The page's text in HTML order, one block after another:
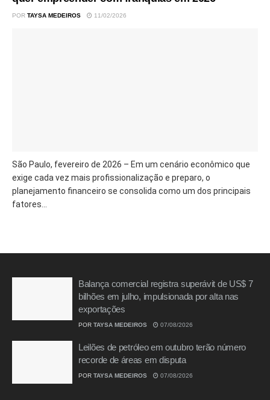
POR TAYSA MEDEIROS 11/02/2026
São Paulo, fevereiro de 2026 – Em um cenário econômico que
exige cada vez mais profissionalização e preparo, o
planejamento financeiro se consolida como um dos principais
fatores...
Balança comercial registra superávit de US$ 7
bilhões em julho, impulsionada por alta nas
exportações
POR TAYSA MEDEIROS 07/08/2026
Leilões de petróleo em outubro terão número
recorde de áreas em disputa
POR TAYSA MEDEIROS 07/08/2026